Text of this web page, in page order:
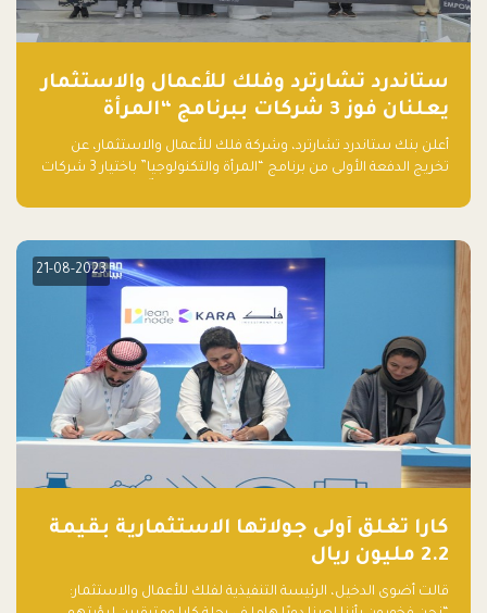
ستاندرد تشارترد وفلك للأعمال والاستثمار
يعلنان فوز 3 شركات ببرنامج “المرأة
والتكنولوجيا”
أعلن بنك ستاندرد تشارترد، وشركة فلك للأعمال والاستثمار، عن
تخريج الدفعة الأولى من برنامج “المرأة والتكنولوجيا” باختيار 3 شركات
الأعمال، اللواتي خضعن لبرنامج حاضنة مدته 8 أسابيع، أفكاراً مبتكرة
21-08-2023
كارا تغلق أولى جولاتها الاستثمارية بقيمة
2.2 مليون ريال
قالت أضوى الدخيل، الرئيسة التنفيذية لفلك للأعمال والاستثمار: